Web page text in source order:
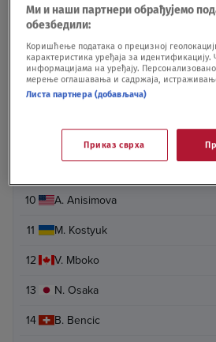
4 C. Gauff
5 M. Andreeva
6 K. Muchova
I. Swiatek
10 A. Anisimova
11 M. Kostyuk
12 V. Mboko
13 N. Osaka
14 B. Bencic
Ми и наши партнери обрађујемо
обезбедили:
Коришћење података о прецизној
карактеристика уређаја за
информацијама на уређају.
мерење оглашавања и садржаја,
Листа партнера (добављача)
Приказ сврха